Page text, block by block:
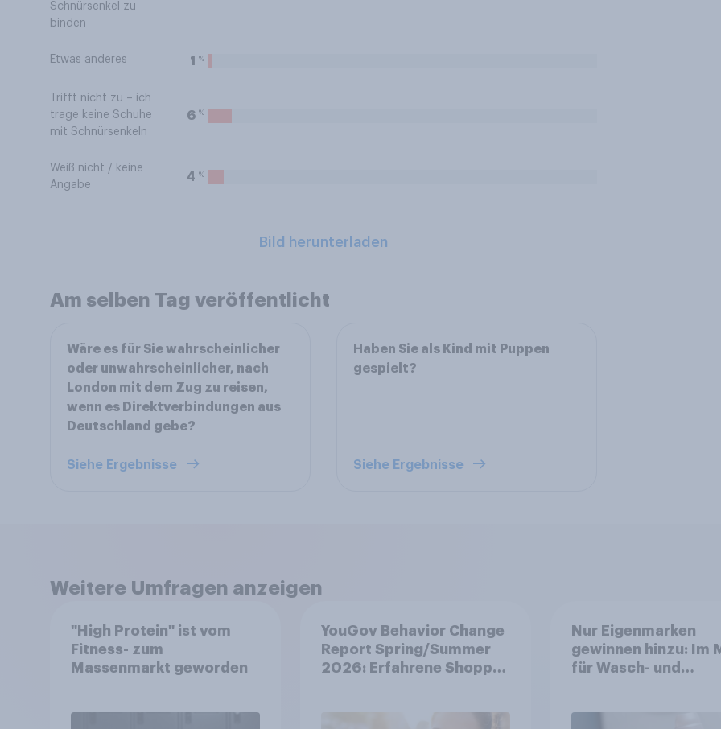
Schnürsenkel zu
binden
Etwas anderes 1 %
Trifft nicht zu – ich
trage keine Schuhe
mit Schnürsenkeln
6 %
Weiß nicht / keine
Angabe
4 %
Bild herunterladen
Am selben Tag veröffentlicht
Wäre es für Sie wahrscheinlicher
oder unwahrscheinlicher, nach
London mit dem Zug zu reisen,
wenn es Direktverbindungen aus
Deutschland gebe?
Siehe Ergebnisse
Haben Sie als Kind mit Puppen
gespielt?
Siehe Ergebnisse
Weitere Umfragen anzeigen
"High Protein" ist vom
Fitness- zum
Massenmarkt geworden
YouGov Behavior Change
Report Spring/Summer
2026: Erfahrene Shopper
Nur Eigenmarken
gewinnen hinzu: Im
für Wasch- und